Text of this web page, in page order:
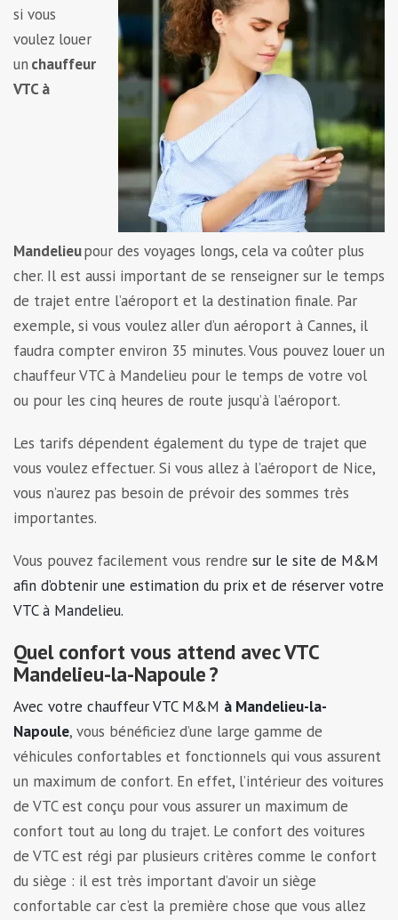
si vous
voulez louer
un chauffeur
VTC à
Mandelieupour des voyages longs, cela va coûter plus
cher. Il est aussi important de se renseigner sur le temps
de trajet entre l’aéroport et la destination finale. Par
exemple, si vous voulez aller d’un aéroport à Cannes, il
faudra compter environ 35 minutes. Vous pouvez louer un
chauffeur VTC à Mandelieu pour le temps de votre vol
ou pour les cinq heures de route jusqu’à l’aéroport.
Les tarifs dépendent également du type de trajet que
vous voulez effectuer. Si vous allez à l’aéroport de Nice,
vous n’aurez pas besoin de prévoir des sommes très
importantes.
Vous pouvez facilement vous rendre sur le site de M&M
afin d’obtenir une estimation du prix et de réserver votre
VTC à Mandelieu.
Quel confort vous attend avec VTC
Mandelieu-la-Napoule ?
Avec votre chauffeur VTC M&M à Mandelieu-la-
Napoule, vous bénéficiez d’une large gamme de
véhicules confortables et fonctionnels qui vous assurent
un maximum de confort. En effet, l’intérieur des voitures
de VTC est conçu pour vous assurer un maximum de
confort tout au long du trajet. Le confort des voitures
de VTC est régi par plusieurs critères comme le confort
du siège : il est très important d’avoir un siège
confortable car c’est la première chose que vous allez